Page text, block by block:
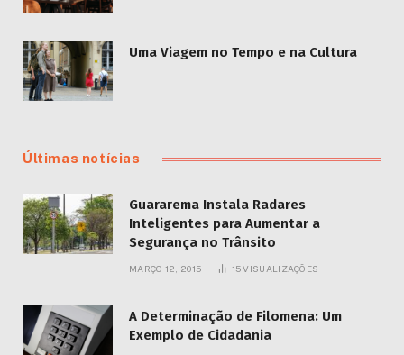
Uma Viagem no Tempo e na Cultura
Últimas notícias
Guararema Instala Radares
Inteligentes para Aumentar a
Segurança no Trânsito
MARÇO 12, 2015 15VISUALIZAÇÕES
A Determinação de Filomena: Um
Exemplo de Cidadania